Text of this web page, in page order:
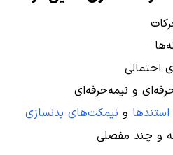
و نیمه‌حرفه‌ای
و نیمکت‌های بدنسازی
و چند مفصلی